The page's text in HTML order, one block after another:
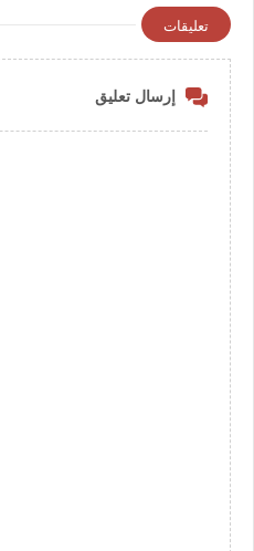
تعليقات
إرسال تعليق